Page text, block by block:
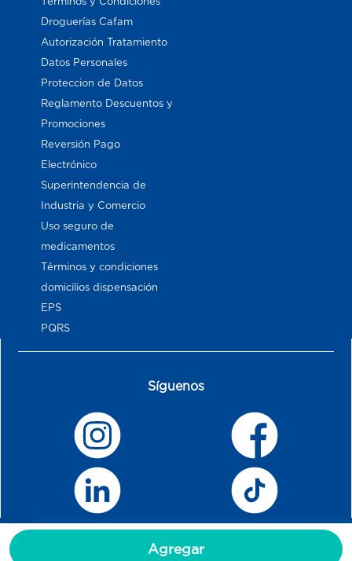
Agregar
Droguerías Cafam
Autorización Tratamiento
Datos Personales
Proteccion de Datos
Reglamento Descuentos y
Promociones
Reversión Pago
Electrónico
Superintendencia de
Industria y Comercio
Uso seguro de
medicamentos
Términos y condiciones
domicilios dispensación
EPS
PQRS
Síguenos